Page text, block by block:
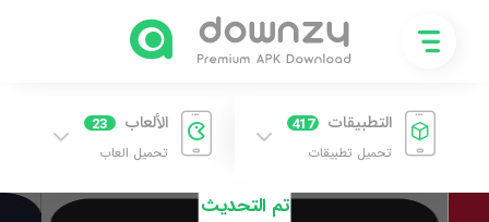
التطبيقات 417
تحميل تطبيقات
الألعاب 23
تحميل العاب
تم التحديث